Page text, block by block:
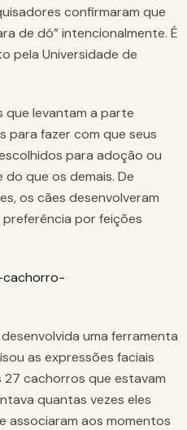
confirmaram que
de dó” intencionalmente. É
pela Universidade de
que levantam a parte
para fazer com que seus
para adoção ou
que os demais. De
os cães desenvolveram
por feições
uma ferramenta
as expressões faciais
27 cachorros que estavam
quantas vezes eles
associaram aos momentos